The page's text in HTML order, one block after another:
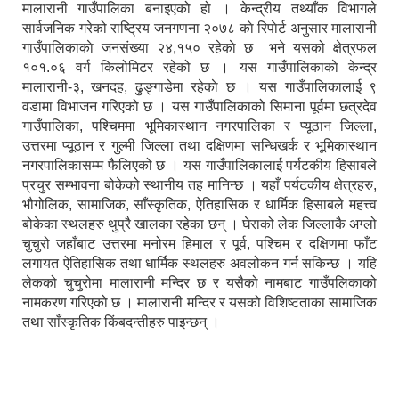
मालारानी गाउँपालिका बनाइएको हो । केन्द्रीय तथ्याँक विभागले
सार्वजनिक गरेको राष्ट्रिय जनगणना २०७८ काे रिपाेर्ट अनुसार मालारानी
गाउँपालिकाकाे जनसंख्या २४,१५० रहेकाे छ भने यसको क्षेत्रफल
१०१.०६ वर्ग किलोमिटर रहेको छ । यस गाउँपालिकाकाे केन्द्र
मालारानी-३, खनदह, ढुङ्गाडेमा रहेकाे छ । यस गाउँपालिकालाई ९
वडामा विभाजन गरिएको छ । यस गाउँपालिकाको सिमाना पूर्वमा छत्रदेव
गाउँपालिका, पश्चिममा भूमिकास्थान नगरपालिका र प्यूठान जिल्ला,
उत्तरमा प्यूठान र गुल्मी जिल्ला तथा दक्षिणमा सन्धिखर्क र भूमिकास्थान
नगरपालिकासम्म फैलिएको छ । यस गाउँपालिकालाई पर्यटकीय हिसाबले
प्रचुर सम्भावना बोकेको स्थानीय तह मानिन्छ । यहाँ पर्यटकीय क्षेत्रहरु,
भौगोलिक, सामाजिक, साँस्कृतिक, ऐतिहासिक र धार्मिक हिसाबले महत्त्व
बोकेका स्थलहरु थुप्रै खालका रहेका छन् । घेराको लेक जिल्लाकै अग्लो
चुचुरो जहाँबाट उत्तरमा मनोरम हिमाल र पूर्व, पश्चिम र दक्षिणमा फाँट
लगायत ऐतिहासिक तथा धार्मिक स्थलहरु अवलोकन गर्न सकिन्छ । यहि
लेकको चुचुरोमा मालारानी मन्दिर छ र यसैको नामबाट गाउँपलिकाको
नामकरण गरिएको छ । मालारानी मन्दिर र यसको विशिष्टताका सामाजिक
तथा साँस्कृतिक किंबदन्तीहरु पाइन्छन् ।